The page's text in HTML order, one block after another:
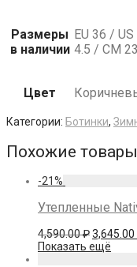
Размеры
в наличии
EU 36 /
4.5 / СМ
Цвет
Категории: Ботинки,
Похожие товары
-21%
Утепленные
4,590.00₽
цена
3,645.00
Показать ещё